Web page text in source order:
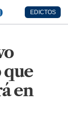
EDICTOS
en